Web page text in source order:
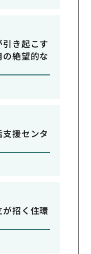
き起こす
絶望的な
援センタ
招く住環